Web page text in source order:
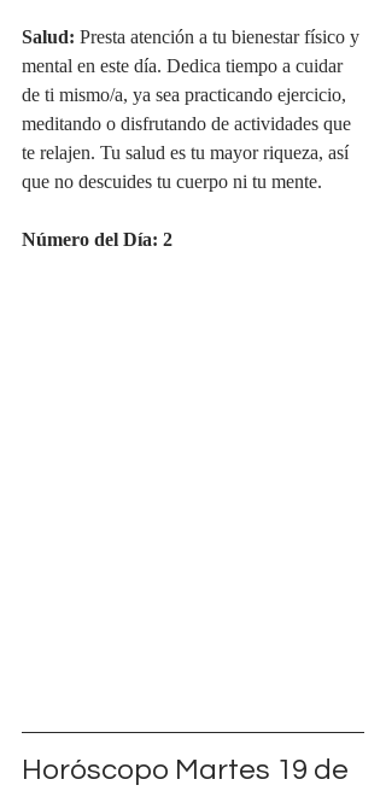
Salud: Presta atención a tu bienestar físico y
mental en este día. Dedica tiempo a cuidar
de ti mismo/a, ya sea practicando ejercicio,
meditando o disfrutando de actividades que
te relajen. Tu salud es tu mayor riqueza, así
que no descuides tu cuerpo ni tu mente.
Número del Día: 2
Horóscopo Martes 19 de